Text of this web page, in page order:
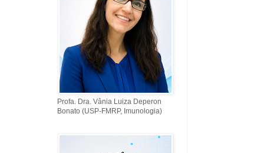
Profa. Dra. Vânia Luiza Deperon
Bonato (USP-FMRP, Imunologia)